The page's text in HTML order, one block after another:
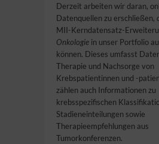
Derzeit arbeiten wir daran,
Datenquellen zu erschließen,
MII-Kerndatensatz-
Onkologie in unser Portfolio
können. Dieses umfasst
Therapie und Nachsorge von
Krebspatientinnen und -
zählen auch Informationen zu
krebsspezifischen
Stadieneinteilungen sowie
Therapieempfehlungen aus
Tumorkonferenzen.